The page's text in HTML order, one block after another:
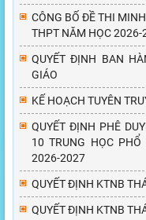
CÔNG BỐ ĐỀ THI
THPT NĂM HỌC 2026-
QUYẾT ĐỊNH BAN
GIÁO
KẾ HOẠCH TUYÊN
QUYẾT ĐỊNH PHÊ
10 TRUNG HỌC
2026-2027
QUYẾT ĐỊNH KTNB
QUYẾT ĐỊNH KTNB